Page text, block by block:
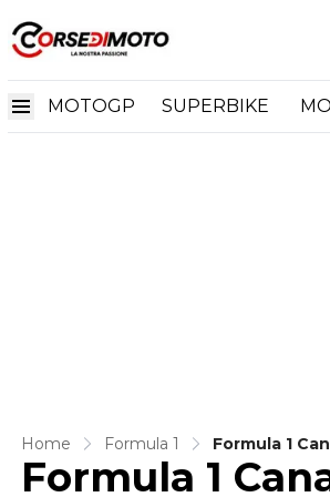
MOTOGP SUPERBIKE
Home Formula 1 Formula 1
Formula 1